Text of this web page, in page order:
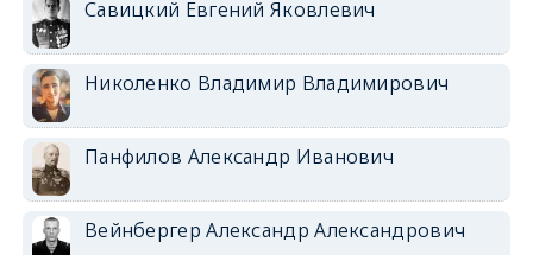
Савицкий Евгений Яковлевич
Николенко Владимир Владимирович
Панфилов Александр Иванович
Вейнбергер Александр Александрович